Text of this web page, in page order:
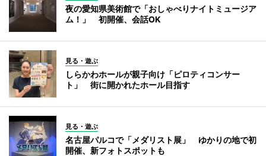
夜の愛知県美術館で「おしゃべりナイトミュージア
ム！」 初開催、会話OK
見る・遊ぶ
しらかわホールが親子向け「ピロティコンサー
ト」 街に開かれたホール目指す
見る・遊ぶ
名古屋パルコで「メダリスト展」 ゆかりの地で初
開催、新フォトスポットも